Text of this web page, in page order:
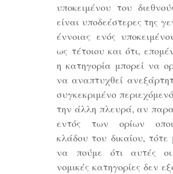
υποκειμένου του
είναι υποδεέστερες της
έννοιας ενός
ως τέτοιου και ότι,
η κατηγορία μπορεί να
να αναπτυχθεί
συγκεκριμένο
την άλλη πλευρά, αν
εντός των ορίων
κλάδου του δικαίου, τότε
να πούμε ότι αυτές οι
νομικές κατηγορίες δεν